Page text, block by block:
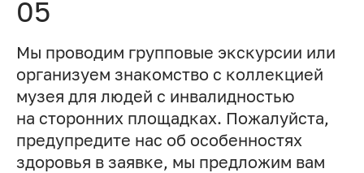
05
Мы проводим групповые экскурсии или
организуем знакомство с коллекцией
музея для людей с инвалидностью
на сторонних площадках. Пожалуйста,
предупредите нас об особенностях
здоровья в заявке, мы предложим вам